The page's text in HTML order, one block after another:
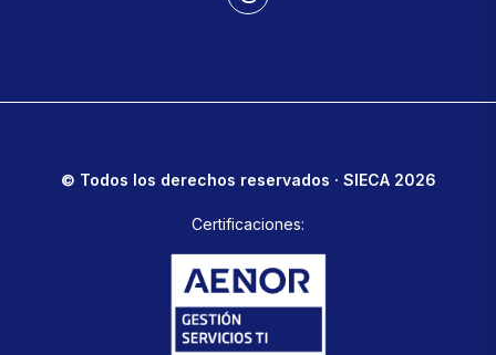
© Todos los derechos reservados · SIECA 2026
Certificaciones: